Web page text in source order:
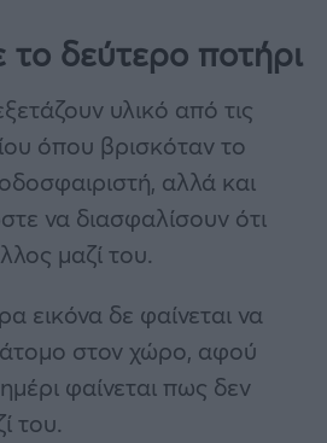
το δεύτερο ποτήρι
υλικό από τις
όπου βρισκόταν το
αλλά και
να διασφαλίσουν ότι
μαζί του.
εικόνα δε φαίνεται να
στον χώρο, αφού
φαίνεται πως δεν
του.